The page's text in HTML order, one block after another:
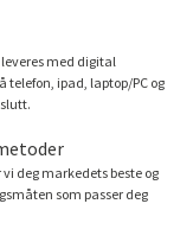
med digital
telefon, ipad, laptop/PC og
deg markedets beste og
som passer deg